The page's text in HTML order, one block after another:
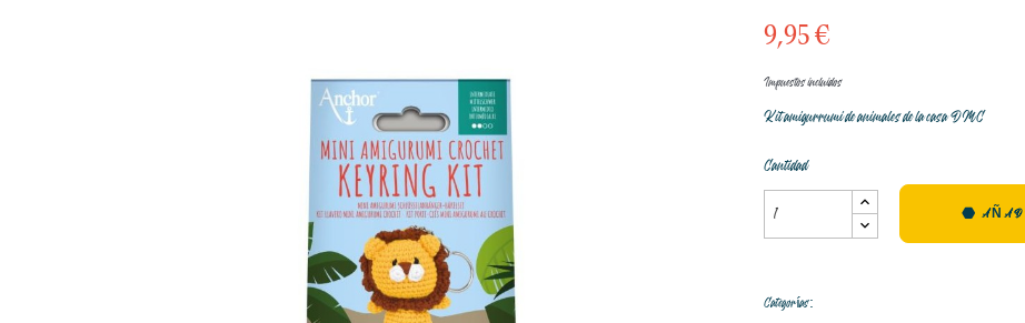
9,95 €
Impuestos incluidos
Kit amigurrumi de animales de la casa DMC
Cantidad
Categorías: